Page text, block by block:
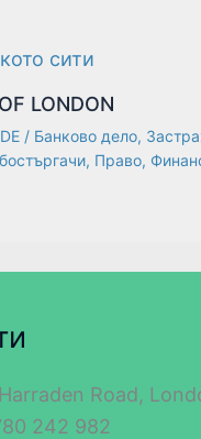
LONDON
/ Банково дело,
, Право,
Road,
242 982